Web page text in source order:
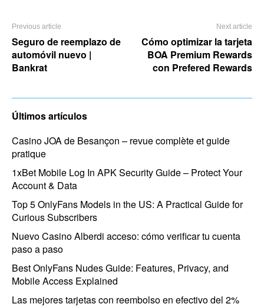
Previous article
Seguro de reemplazo de
automóvil nuevo |
Bankrat
Next article
Cómo optimizar la tarjeta
BOA Premium Rewards
con Prefered Rewards
Últimos artículos
Casino JOA de Besançon – revue complète et guide
pratique
1xBet Mobile Log In APK Security Guide – Protect Your
Account & Data
Top 5 OnlyFans Models in the US: A Practical Guide for
Curious Subscribers
Nuevo Casino Alberdi acceso: cómo verificar tu cuenta
paso a paso
Best OnlyFans Nudes Guide: Features, Privacy, and
Mobile Access Explained
Las mejores tarjetas con reembolso en efectivo del 2%